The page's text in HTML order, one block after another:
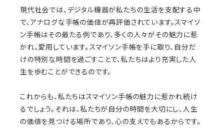
現代社会では、デジタル機器が私たちの生活を支配する中
で、アナログな手帳の価値が再評価されています。スマイソ
ン手帳はその最たる例であり、多くの人々がその魅力に惹
かれ、愛用しています。スマイソン手帳を手に取り、自分だ
けの特別な時間を過ごすことで、私たちはより充実した人
生を歩むことができるのです。
これからも、私たちはスマイソン手帳の魅力に惹かれ続け
るでしょう。それは、私たちが自分の時間を大切にし、人生
の価値を見つける場所であり、心の支えでもあるからです。